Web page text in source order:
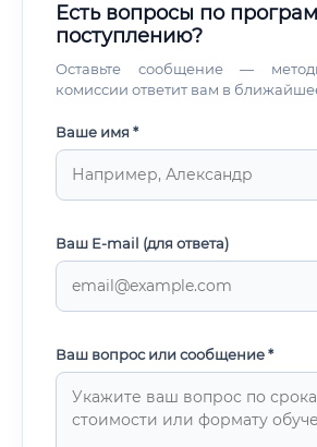
Есть вопросы по
поступлению?
Оставьте сообщение —
комиссии ответит вам в
Ваше имя *
Ваш E-mail (для ответа)
Ваш вопрос или сообщение *